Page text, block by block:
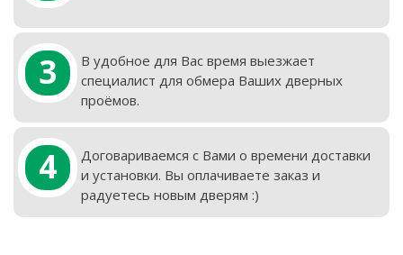
3
В удобное для Вас время выезжает
специалист для обмера Ваших дверных
проёмов.
4
Договариваемся с Вами о времени доставки
и установки. Вы оплачиваете заказ и
радуетесь новым дверям :)